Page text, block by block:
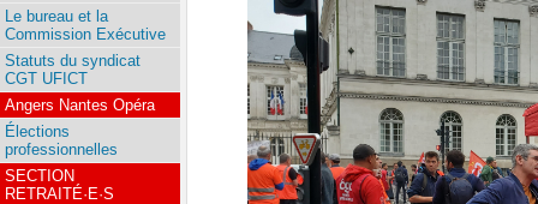
Le bureau et la
Commission Exécutive
Statuts du syndicat
CGT UFICT
Angers Nantes Opéra
Élections
professionnelles
SECTION
RETRAITÉ·E·S